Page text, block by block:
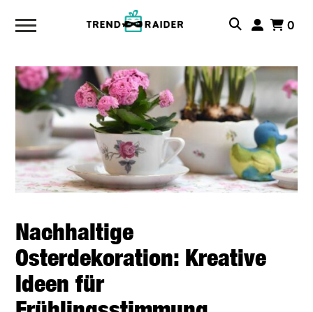
0
Nachhaltige
Osterdekoration: Kreative
Ideen für